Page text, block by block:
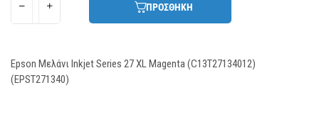
ΠΡΟΣΘΗΚΗ
Epson Μελάνι Inkjet Series 27 XL Magenta (C13T27134012)
(EPST271340)